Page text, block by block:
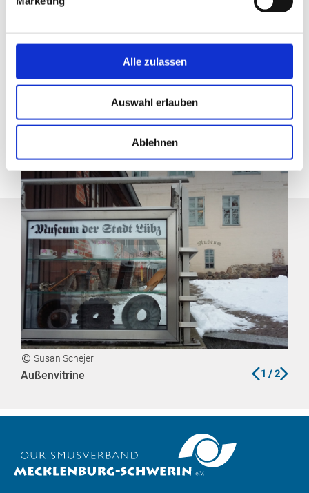
Alle zulassen
Auswahl erlauben
Ablehnen
info@luebzerland.de
direkt zur Website
zurückvor
Susan Schejer
Außenvitrine 1 / 2